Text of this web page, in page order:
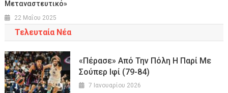
Μεταναστευτικό»
22 Μαΐου 2025
Τελευταία Νέα
«Πέρασε» Από Την Πόλη Η Παρί Με
Σούπερ Ιφί (79-84)
7 Ιανουαρίου 2026